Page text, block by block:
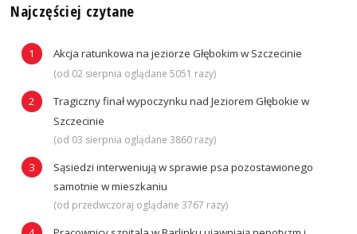
Najczęściej czytane
Akcja ratunkowa na jeziorze Głębokim w Szczecinie
(od 02 sierpnia oglądane 5051 razy)
Tragiczny finał wypoczynku nad Jeziorem Głębokie w
Szczecinie
(od 03 sierpnia oglądane 3860 razy)
Sąsiedzi interweniują w sprawie psa pozostawionego
samotnie w mieszkaniu
(od przedwczoraj oglądane 3767 razy)